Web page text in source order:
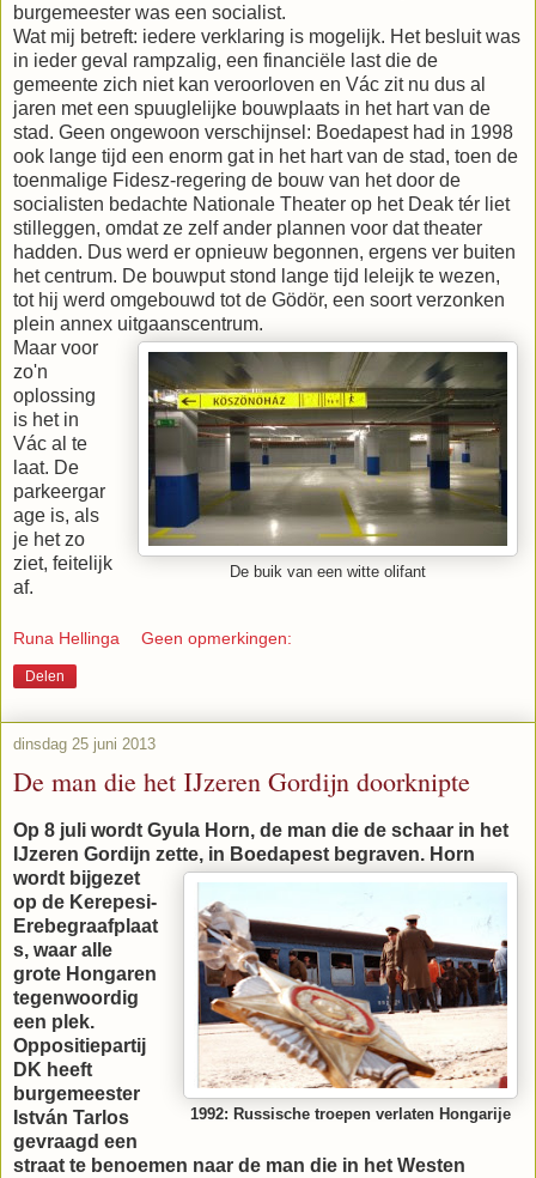
burgemeester was een socialist.
Wat mij betreft: iedere verklaring is mogelijk. Het besluit was
in ieder geval rampzalig, een financiële last die de
gemeente zich niet kan veroorloven en Vác zit nu dus al
jaren met een spuuglelijke bouwplaats in het hart van de
stad. Geen ongewoon verschijnsel: Boedapest had in 1998
ook lange tijd een enorm gat in het hart van de stad, toen de
toenmalige Fidesz-regering de bouw van het door de
socialisten bedachte Nationale Theater op het Deak tér liet
stilleggen, omdat ze zelf ander plannen voor dat theater
hadden. Dus werd er opnieuw begonnen, ergens ver buiten
het centrum. De bouwput stond lange tijd leleijk te wezen,
tot hij werd omgebouwd tot de Gödör, een soort verzonken
plein annex uitgaanscentrum.
De buik van een witte olifant
Maar voor
zo'n
oplossing
is het in
Vác al te
laat. De
parkeergar
age is, als
je het zo
ziet, feitelijk
af.
Runa Hellinga Geen opmerkingen:
Delen
dinsdag 25 juni 2013
De man die het IJzeren Gordijn doorknipte
Op 8 juli wordt Gyula Horn, de man die de schaar in het
IJzeren Gordijn zette, in Boedapest
1992: Russische troepen verlaten Hongarije
begraven. Horn
wordt bijgezet
op de Kerepesi-
Erebegraafplaat
s, waar alle
grote Hongaren
tegenwoordig
een plek.
Oppositiepartij
DK heeft
burgemeester
István Tarlos
gevraagd een
straat te benoemen naar de man die in het Westen